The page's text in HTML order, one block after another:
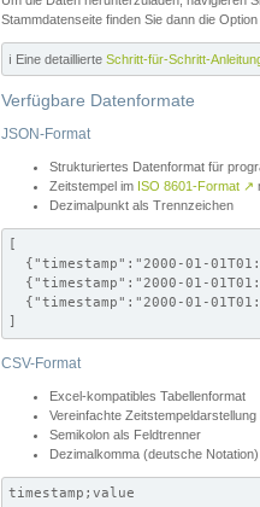
Stammdatenseite finden Sie dann die
ℹ️ Eine detaillierte Schritt-für-Schritt-
Verfügbare Datenformate
JSON-Format
Strukturiertes Datenformat für
Zeitstempel im ISO 8601-Format ↗
Dezimalpunkt als Trennzeichen
[
{"timestamp":"2000-01-
{"timestamp":"2000-01-
{"timestamp":"2000-01-
]
CSV-Format
Excel-kompatibles Tabellenformat
Vereinfachte
Semikolon als Feldtrenner
Dezimalkomma (deutsche Notation)
timestamp;value